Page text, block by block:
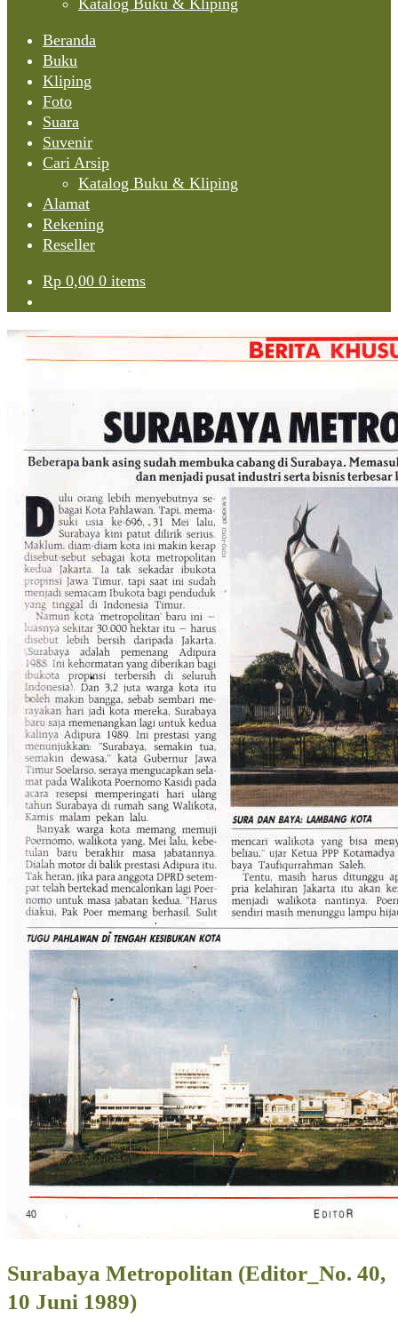
Katalog Buku & Kliping
Beranda
Buku
Kliping
Foto
Suara
Suvenir
Cari Arsip
Katalog Buku & Kliping
Alamat
Rekening
Reseller
Rp 0,00 0 items
Surabaya Metropolitan (Editor_No. 40,
10 Juni 1989)